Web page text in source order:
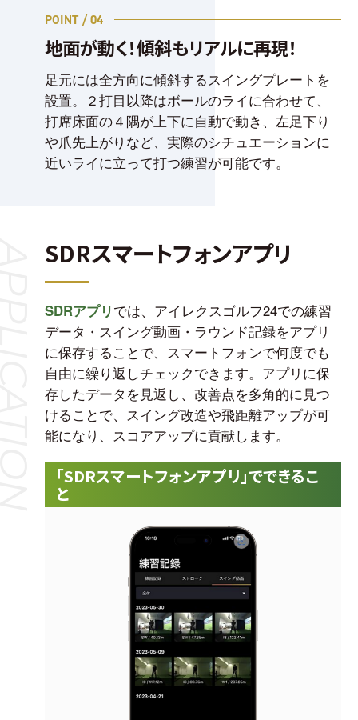
POINT / 04
地面が動く！傾斜もリアルに再現！
足元には全方向に傾斜するスイングプレートを
設置。２打目以降はボールのライに合わせて、
打席床面の４隅が上下に自動で動き、左足下り
や爪先上がりなど、実際のシチュエーションに
近いライに立って打つ練習が可能です。
SDRスマートフォンアプリ
SDRアプリでは、アイレクスゴルフ24での練習
データ・スイング動画・ラウンド記録をアプリ
に保存することで、スマートフォンで何度でも
自由に繰り返しチェックできます。 アプリに保
存したデータを見返し、改善点を多角的に見つ
けることで、スイング改造や飛距離アップが可
能になり、スコアアップに貢献します。
「SDRスマートフォンアプリ」でできるこ
と